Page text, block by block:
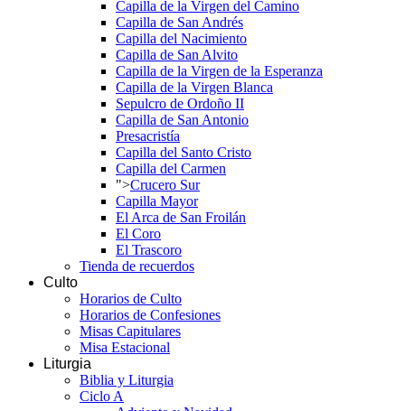
Capilla de la Virgen del Camino
Capilla de San Andrés
Capilla del Nacimiento
Capilla de San Alvito
Capilla de la Virgen de la Esperanza
Capilla de la Virgen Blanca
Sepulcro de Ordoño II
Capilla de San Antonio
Presacristía
Capilla del Santo Cristo
Capilla del Carmen
">Crucero Sur
Capilla Mayor
El Arca de San Froilán
El Coro
El Trascoro
Tienda de recuerdos
Culto
Horarios de Culto
Horarios de Confesiones
Misas Capitulares
Misa Estacional
Liturgia
Biblia y Liturgia
Ciclo A